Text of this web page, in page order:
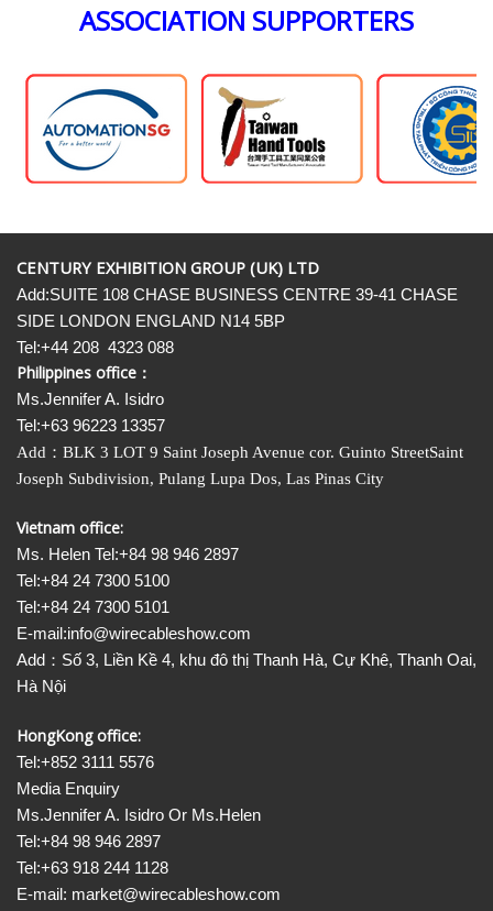
ASSOCIATION SUPPORTERS
CENTURY EXHIBITION GROUP (UK) LTD
Add:SUITE 108 CHASE BUSINESS CENTRE 39-41 CHASE
SIDE LONDON ENGLAND N14 5BP
Tel:+44 208 4323 088
Philippines office：
Ms.Jennifer A. Isidro
Tel:+63 96223 13357
Add ： BLK 3 LOT 9 Saint Joseph Avenue cor. Guinto StreetSaint
Joseph Subdivision, Pulang Lupa Dos, Las Pinas City
Vietnam office:
Ms. Helen Tel:+84 98 946 2897
Tel:+84 24 7300 5100
Tel:+84 24 7300 5101
E-mail:info@wirecableshow.com
Add：Số 3, Liền Kề 4, khu đô thị Thanh Hà, Cự Khê, Thanh Oai,
Hà Nội
HongKong office:
Tel:+852 3111 5576
Media Enquiry
Ms.Jennifer A. Isidro Or Ms.Helen
Tel:+84 98 946 2897
Tel:+63 918 244 1128
E-mail: market@wirecableshow.com